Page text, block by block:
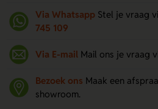
Via Whatsapp Stel je vraag
745 109
Via E-mail Mail ons je vraag
Bezoek ons Maak een
showroom.